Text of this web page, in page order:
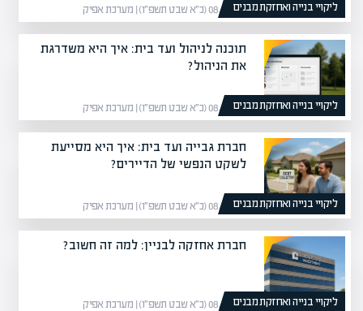
ליקויי בנייה ואחזקת מבנים08/02/26 (כ״א שבט תשפ״ו) | מערכת אפיק
ליקויי בנייה ואחזקת מבנים
תוכנה לניהול ועד בית: איך היא משדרגת
את הניהול?
08/02/26 (כ״א שבט תשפ״ו) | מערכת אפיק
ליקויי בנייה ואחזקת מבנים
חברת גבייה ועד בית: איך היא מסייעת
לשקט הנפשי של הדיירים?
08/02/26 (כ״א שבט תשפ״ו) | מערכת אפיק
ליקויי בנייה ואחזקת מבנים
חברת אחזקה לבניין: למה זה חשוב?
08/02/26 (כ״א שבט תשפ״ו) | מערכת אפיק